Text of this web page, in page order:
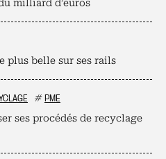
milliard d’euros
plus belle sur ses rails
# PME
ses procédés de recyclage